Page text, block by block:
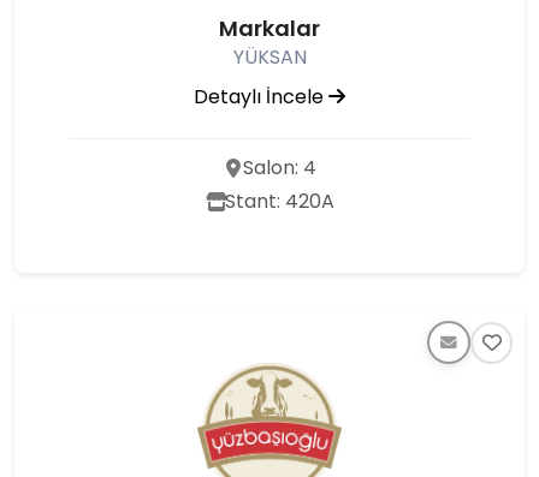
Markalar
YÜKSAN
Detaylı İncele
Salon: 4
Stant: 420A